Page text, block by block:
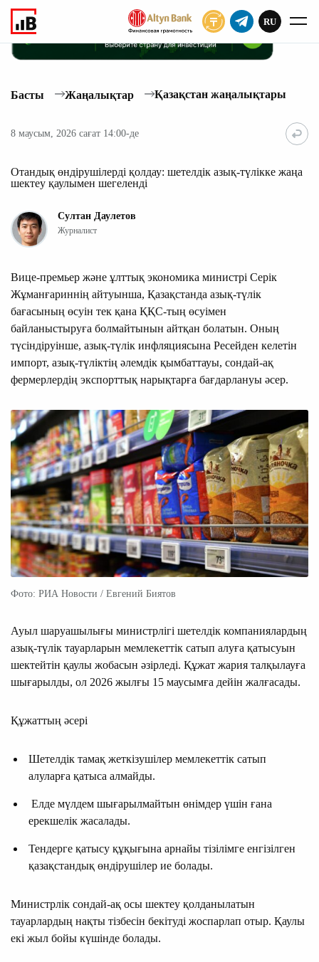
ЖАЗЫЛУ
RU
Басты Жаңалықтар Қазақстан жаңалықтары
8 маусым, 2026 сағат 14:00-де
Отандық өндірушілерді қолдау: шетелдік азық-түлікке жаңа
шектеу қаулымен шегеленді
Султан Даулетов
Журналист
Вице-премьер және ұлттық экономика министрі Серік
Жұманғариннің айтуынша, Қазақстанда азық-түлік
бағасының өсуін тек қана ҚҚС-тың өсуімен
байланыстыруға болмайтынын айтқан болатын. Оның
түсіндіруінше, азық-түлік инфляциясына Ресейден келетін
импорт, азық-түліктің әлемдік қымбаттауы, сондай-ақ
фермерлердің экспорттық нарықтарға бағдарлануы әсер.
Фото: РИА Новости / Евгений Биятов
Ауыл шаруашылығы министрлігі шетелдік компаниялардың
азық-түлік тауарларын мемлекеттік сатып алуға қатысуын
шектейтін қаулы жобасын әзірледі. Құжат жария талқылауға
шығарылды, ол 2026 жылғы 15 маусымға дейін жалғасады.
Құжаттың әсері
Шетелдік тамақ жеткізушілер мемлекеттік сатып
алуларға қатыса алмайды.
Елде мүлдем шығарылмайтын өнімдер үшін ғана
ерекшелік жасалады.
Тендерге қатысу құқығына арнайы тізілімге енгізілген
қазақстандық өндірушілер ие болады.
Министрлік сондай-ақ осы шектеу қолданылатын
тауарлардың нақты тізбесін бекітуді жоспарлап отыр. Қаулы
екі жыл бойы күшінде болады.